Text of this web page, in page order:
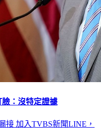
：沒特定證據
接 加入TVBS新聞LINE，